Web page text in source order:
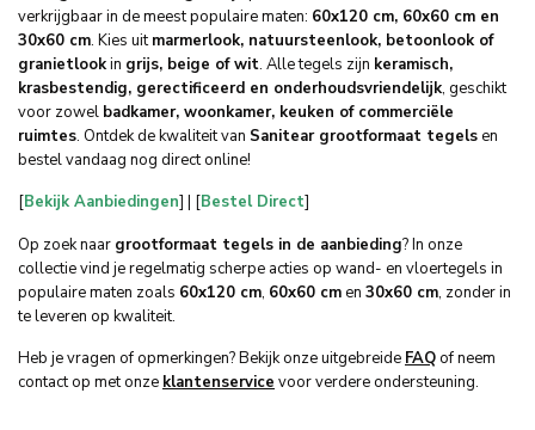
verkrijgbaar in de meest populaire maten: 60x120 cm, 60x60 cm en
30x60 cm. Kies uitmarmerlook, natuursteenlook, betoonlook of
granietlookin grijs, beige of wit. Alle tegels zijn keramisch,
krasbestendig, gerectificeerd en onderhoudsvriendelijk, geschikt
voor zowel badkamer, woonkamer, keuken of commerciële
ruimtes. Ontdek de kwaliteit van Sanitear grootformaat tegelsen
bestel vandaag nog direct online!
[Bekijk Aanbiedingen] | [Bestel Direct]
Op zoek naar grootformaat tegels in de aanbieding? In onze
collectie vind je regelmatig scherpe acties op wand- en vloertegels in
populaire maten zoals 60x120 cm, 60x60 cmen 30x60 cm, zonder in
te leveren op kwaliteit.
Heb je vragen of opmerkingen? Bekijk onze uitgebreide FAQof neem
contact op met onze klantenservice voor verdere ondersteuning.